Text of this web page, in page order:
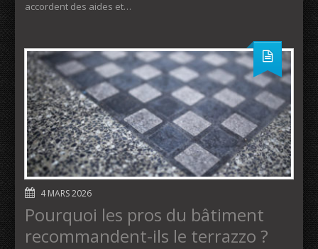
accordent des aides et…
4 MARS 2026
Pourquoi les pros du bâtiment
recommandent-ils le terrazzo ?